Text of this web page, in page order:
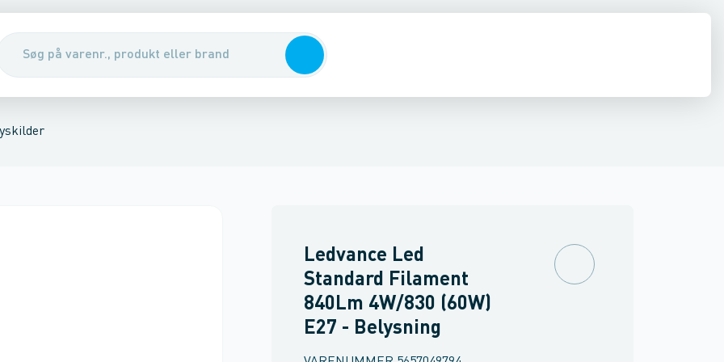
uden reflektor
Ledvance Led
Standard Filament
840Lm 4W/830 (60W)
E27 - Belysning